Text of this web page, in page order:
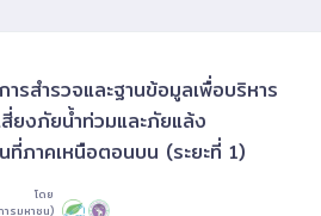
รสำรวจและฐานข้อมูลเพื่อบริหาร
ยงภัยน้ำท่วมและภัยแล้ง
ที่ภาคเหนือตอนบน (ระยะที่ 1)
โดย
ารมหาชน)